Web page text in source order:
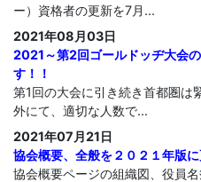
ー）資格者の更新を7月...
2021年08月03日
2021～第2回ゴールドッヂ大会
す！！
第1回の大会に引き続き首都圏は
外にて、適切な人数で...
2021年07月21日
協会概要、全般を２０２１年版に
協会概要ページの組織図、役員